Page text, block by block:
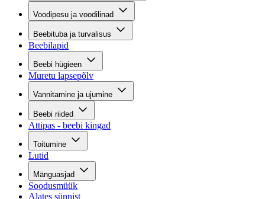
Voodipesu ja voodilinad
Beebituba ja turvalisus
Beebilapid
Beebi hügieen
Muretu lapsepõlv
Vannitamine ja ujumine
Beebi riided
Attipas - beebi kingad
Toitumine
Lutid
Mänguasjad
Soodusmüük
Alates sünnist